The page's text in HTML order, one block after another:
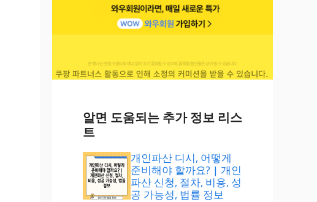
알면 도움되는 추가 정보 리스
트
개인파산 디시, 어떻게
준비해야 할까요? | 개인
파산 신청, 절차, 비용, 성
공 가능성, 법률 정보